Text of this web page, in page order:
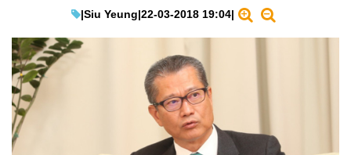
教學評測
EduTech
IT Times
生成式AI與雲端應用
|Siu Yeung|22-03-2018 19:04|